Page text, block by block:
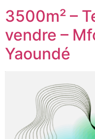
3500m² –
vendre –
Yaoundé